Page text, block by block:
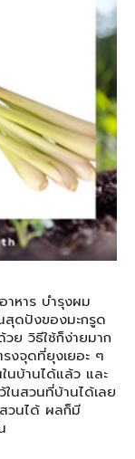
าหาร บำรุงผม
ดปังของมะกรูด
ย วิธีใช้ก็ง่ายมาก
งจุดที่ยุงเยอะ ๆ
นบ้านได้แล้ว และ
นสวนที่บ้านได้เลย
วนได้ ผลก็มี